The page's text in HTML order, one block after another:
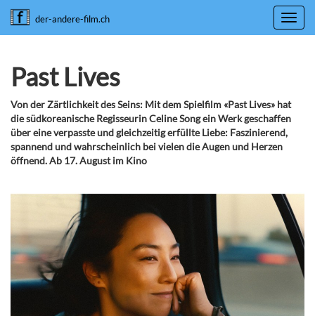
der-andere-film.ch
Past Lives
Von der Zärtlichkeit des Seins: Mit dem Spielfilm «Past Lives» hat
die südkoreanische Regisseurin Celine Song ein Werk geschaffen
über eine verpasste und gleichzeitig erfüllte Liebe: Faszinierend,
spannend und wahrscheinlich bei vielen die Augen und Herzen
öffnend. Ab 17. August im Kino